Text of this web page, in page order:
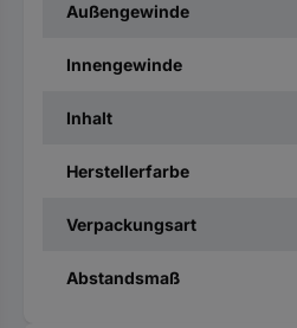
Außengewinde
Innengewinde
Inhalt
Herstellerfarbe
Verpackungsart
Abstandsmaß